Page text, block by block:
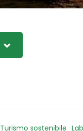
Turismo sostenibile